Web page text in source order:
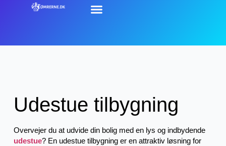
Udestue tilbygning
Overvejer du at udvide din bolig med en lys og indbydende
udestue? En udestue tilbygning er en attraktiv løsning for